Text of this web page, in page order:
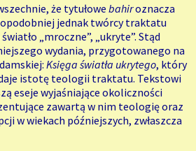
że tytułowe bahiroznacza
jednak twórcy traktatu
„mroczne”, „ukryte”. Stąd
wydania, przygotowanego na
Księga światła ukrytego, który
istotę teologii traktatu. Tekstowi
eseje wyjaśniające okoliczności
zawartą w nim teologię oraz
w wiekach późniejszych, zwłaszcza